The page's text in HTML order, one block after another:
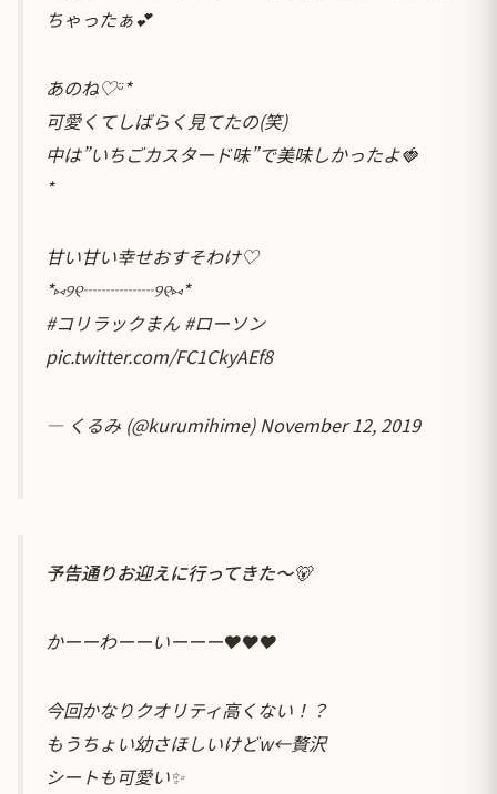
ちゃったぁ💕
あのね♡ᵕ̈*
可愛くてしばらく見てたの(笑)
中は”いちごカスタード味”で美味しかったよ🍓
*
甘い甘い幸せおすそわけ♡
*⑅︎୨୧┈︎┈︎┈︎┈︎୨୧⑅︎*
#コリラックまん #ローソン
pic.twitter.com/FC1CkyAEf8
— くるみ (@kurumihime)November 12, 2019
予告通りお迎えに行ってきた〜🐻
かーーわーーいーーー❤️❤️❤️
今回かなりクオリティ高くない！？
もうちょい幼さほしいけどw←贅沢
シートも可愛い✨